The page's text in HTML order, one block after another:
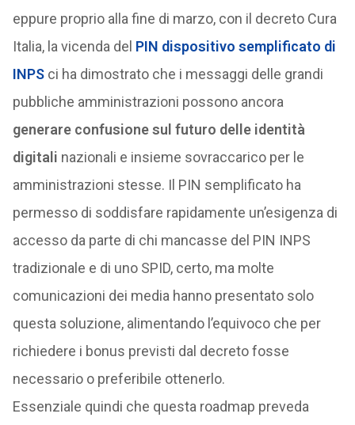
eppure proprio alla fine di marzo, con il decreto Cura
Italia, la vicenda del PIN dispositivo semplificato di
INPSci ha dimostrato che i messaggi delle grandi
pubbliche amministrazioni possono ancora
generare confusione sul futuro delle identità
digitali nazionali e insieme sovraccarico per le
amministrazioni stesse. Il PIN semplificato ha
permesso di soddisfare rapidamente un’esigenza di
accesso da parte di chi mancasse del PIN INPS
tradizionale e di uno SPID, certo, ma molte
comunicazioni dei media hanno presentato solo
questa soluzione, alimentando l’equivoco che per
richiedere i bonus previsti dal decreto fosse
necessario o preferibile ottenerlo.
Essenziale quindi che questa roadmap preveda